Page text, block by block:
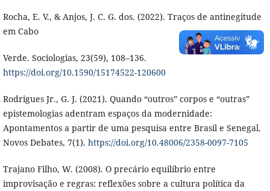
Rocha, E. V., & Anjos, J. C. G. dos. (2022). Traços de antinegitude
em Cabo
Verde. Sociologias, 23(59), 108–136.
https://doi.org/10.1590/15174522-120600
Rodrigues Jr., G. J. (2021). Quando “outros” corpos e “outras”
epistemologias adentram espaços da modernidade:
Apontamentos a partir de uma pesquisa entre Brasil e Senegal.
Novos Debates, 7(1). https://doi.org/10.48006/2358-0097-7105
Trajano Filho, W. (2008). O precário equilíbrio entre
improvisação e regras: reflexões sobre a cultura política da